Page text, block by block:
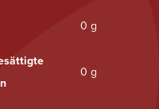
0 g
0 g